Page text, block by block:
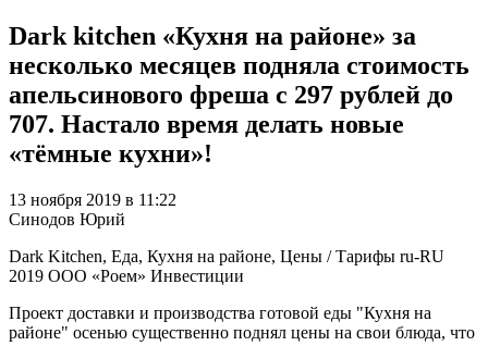
Dark kitchen «Кухня на районе» за
несколько месяцев подняла стоимость
апельсинового фреша с 297 рублей до
707. Настало время делать новые
«тёмные кухни»!
13 ноября 2019 в 11:22
Синодов Юрий
Dark Kitchen, Еда, Кухня на районе, Цены / Тарифы ru-RU
2019 ООО «Роем» Инвестиции
Проект доставки и производства готовой еды "Кухня на
районе" осенью существенно поднял цены на свои блюда, что